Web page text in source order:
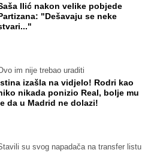
Ilić nakon velike pobjede
"Dešavaju se neke
im nije trebao uraditi
izašla na vidjelo! Rodri kao
nikada ponizio Real, bolje mu
da u Madrid ne dolazi!
su svog napadača na transfer listu